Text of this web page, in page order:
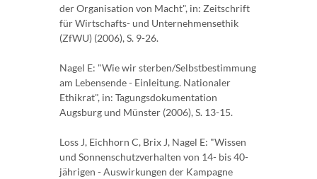
der Organisation von Macht", in: Zeitschrift
für Wirtschafts- und Unternehmensethik
(ZfWU) (2006), S. 9-26.
Nagel E: "Wie wir sterben/Selbstbestimmung
am Lebensende - Einleitung. Nationaler
Ethikrat", in: Tagungsdokumentation
Augsburg und Münster (2006), S. 13-15.
Loss J, Eichhorn C, Brix J, Nagel E: "Wissen
und Sonnenschutzverhalten von 14- bis 40-
jährigen - Auswirkungen der Kampagne